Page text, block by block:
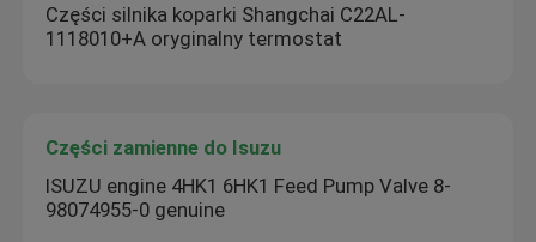
Części silnika koparki Shangchai C22AL-
1118010+A oryginalny termostat
Części zamienne do Isuzu
ISUZU engine 4HK1 6HK1 Feed Pump Valve 8-
98074955-0 genuine